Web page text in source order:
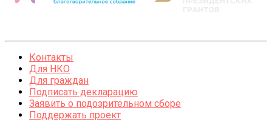
Контакты
Для НКО
Для граждан
Подписать декларацию
Заявить о подозрительном сборе
Поддержать проект